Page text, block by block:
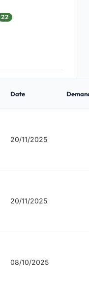
22
Date
20/11/2025
20/11/2025
08/10/2025